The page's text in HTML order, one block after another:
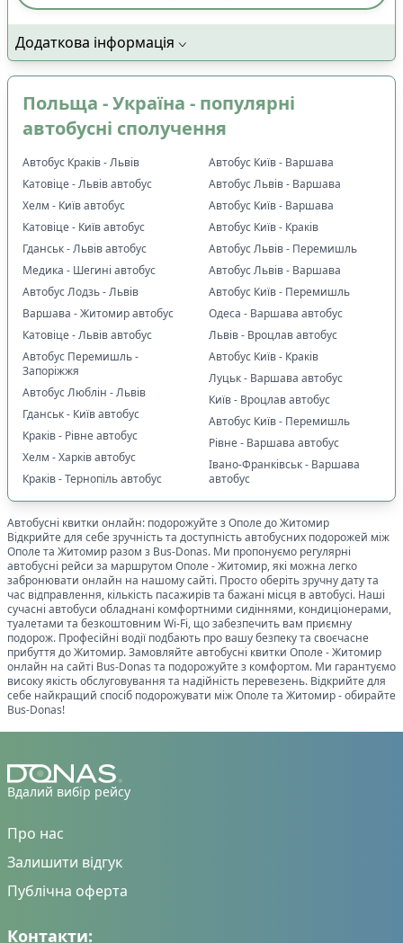
Додаткова інформація
Польща - Україна - популярні
автобусні сполучення
Автобус Краків - Львів
Катовіце - Львів автобус
Хелм - Київ автобус
Катовіце - Київ автобус
Гданськ - Львів автобус
Медика - Шегині автобус
Автобус Лодзь - Львів
Варшава - Житомир автобус
Катовіце - Львів автобус
Автобус Перемишль -
Запоріжжя
Автобус Люблін - Львів
Гданськ - Київ автобус
Краків - Рівне автобус
Хелм - Харків автобус
Краків - Тернопіль автобус
Автобус Київ - Варшава
Автобус Львів - Варшава
Автобус Київ - Варшава
Автобус Київ - Краків
Автобус Львів - Перемишль
Автобус Львів - Варшава
Автобус Київ - Перемишль
Одеса - Варшава автобус
Львів - Вроцлав автобус
Автобус Київ - Краків
Луцьк - Варшава автобус
Київ - Вроцлав автобус
Автобус Київ - Перемишль
Рівне - Варшава автобус
Івано-Франківськ - Варшава
автобус
Автобусні квитки онлайн: подорожуйте зОполедоЖитомир
Відкрийте для себе зручність та доступність автобусних подорожей між
Ополета Житомир разом з Bus-Donas. Ми пропонуємо регулярні
автобусні рейси за маршрутом Ополе-Житомир, які можна легко
забронювати онлайн на нашому сайті. Просто оберіть зручну дату та
час відправлення, кількість пасажирів та бажані місця в автобусі. Наші
сучасні автобуси обладнані комфортними сидіннями, кондиціонерами,
туалетами та безкоштовним Wi-Fi, що забезпечить вам приємну
подорож. Професійні водії подбають про вашу безпеку та своєчасне
прибуття доЖитомир. Замовляйте автобусні квитки Ополе-Житомир
онлайн на сайті Bus-Donas та подорожуйте з комфортом. Ми гарантуємо
високу якість обслуговування та надійність перевезень. Відкрийте для
себе найкращий спосіб подорожувати міжОполета Житомир- обирайте
Bus-Donas!
Вдалий вибір рейсу
Про нас
Залишити відгук
Публічна оферта
Контакти: